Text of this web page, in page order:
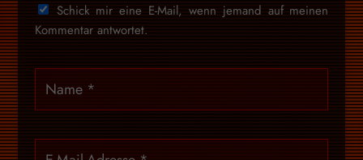
Schick mir eine E-Mail, wenn jemand auf meinen
Kommentar antwortet.